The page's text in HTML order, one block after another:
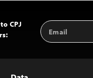
CPJ
Email
Address